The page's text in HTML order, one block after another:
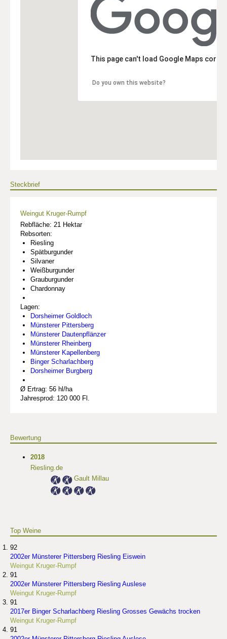
This page can't load Google Maps
Do you own this website?
Steckbrief
Weingut Kruger-Rumpf
Rebfläche: 21 Hektar
Rebsorten:
Riesling
Spätburgunder
Silvaner
Weißburgunder
Grauburgunder
Chardonnay
Lagen:
Dorsheimer Goldloch
Münsterer Pittersberg
Münsterer Dautenpflänzer
Münsterer Rheinberg
Münsterer Kapellenberg
Binger Scharlachberg
Dorsheimer Burgberg
Ø Ertrag: 56 hl/ha
Jahresprod: 120 000 Fl.
Bewertung
2018
Riesling.de
Gault Millau
Top Weine
92
2002er Münsterer Pittersberg Riesling Eiswein
Weingut Kruger-Rumpf
91
2002er Münsterer Pittersberg Riesling Auslese
Weingut Kruger-Rumpf
91
2017er Binger Scharlachberg Riesling Grosses Gewächs trocken
Weingut Kruger-Rumpf
91